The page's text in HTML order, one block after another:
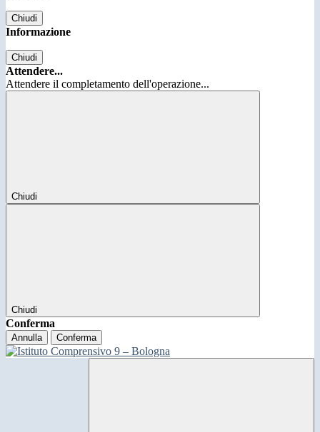
Chiudi
Informazione
Chiudi
Attendere...
Attendere il completamento dell'operazione...
Chiudi
Chiudi
Conferma
Annulla Conferma